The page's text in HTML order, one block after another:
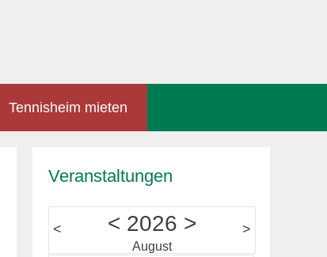
Tennisheim mieten
Veranstaltungen
< < 2026 >
August
>